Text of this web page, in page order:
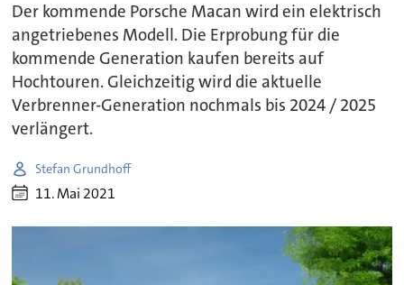
Der kommende Porsche Macan wird ein elektrisch
angetriebenes Modell. Die Erprobung für die
kommende Generation kaufen bereits auf
Hochtouren. Gleichzeitig wird die aktuelle
Verbrenner-Generation nochmals bis 2024 / 2025
verlängert.
Stefan Grundhoff
11. Mai 2021